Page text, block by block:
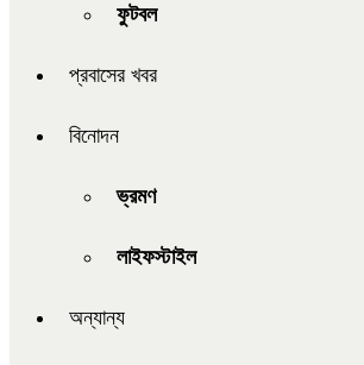
ফুটবল
প্রবাসের খবর
বিনোদন
ভ্রমণ
লাইফস্টাইল
অন্যান্য